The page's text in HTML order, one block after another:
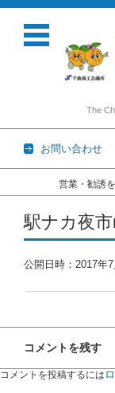
The
お問い合わせ
営業・勧誘
コンテンツに移動
駅ナカ夜
公開日時： 2017年
コメントを残す
コメントを投稿するには